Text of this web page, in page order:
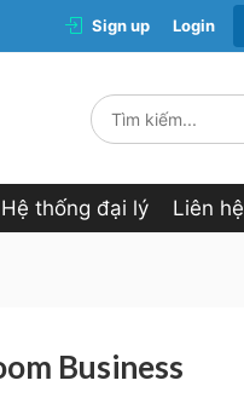
Sign up Login
Hệ thống đại lý Liên hệ
Business